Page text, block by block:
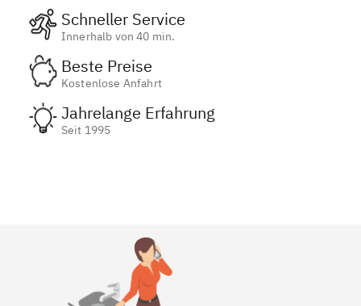
Schneller Service
Innerhalb von 40 min.
Beste Preise
Kostenlose Anfahrt
Jahrelange Erfahrung
Seit 1995